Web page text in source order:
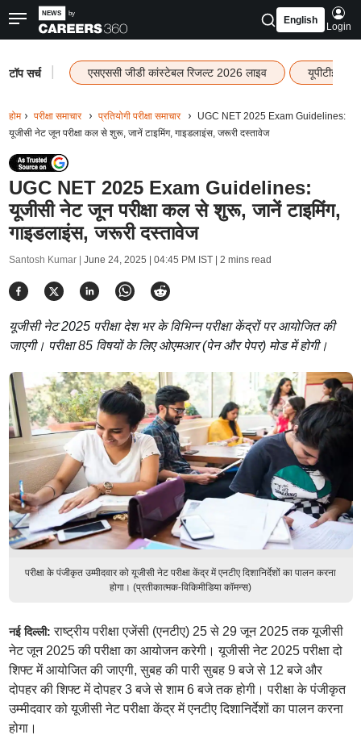
English
Login
टॉप सर्च एसएससी जीडी कांस्टेबल रिजल्ट 2026 लाइव यूपीटीईटी
होम परीक्षा समाचार प्रतियोगी परीक्षा समाचार
UGC NET 2025 Exam Guidelines:
यूजीसी नेट जून परीक्षा कल से शुरू, जानें टाइमिंग, गाइडलाइंस, जरूरी दस्तावेज
UGC NET 2025 Exam Guidelines:
यूजीसी नेट जून परीक्षा कल से शुरू, जानें टाइमिंग,
गाइडलाइंस, जरूरी दस्तावेज
Santosh Kumar | June 24, 2025 | 04:45 PM IST| 2 mins read
यूजीसी नेट 2025 परीक्षा देश भर के विभिन्न परीक्षा केंद्रों पर आयोजित की
जाएगी। परीक्षा 85 विषयों के लिए ओएमआर (पेन और पेपर) मोड में होगी।
परीक्षा के पंजीकृत उम्मीदवार को यूजीसी नेट परीक्षा केंद्र में एनटीए दिशानिर्देशों का पालन करना
होगा। (प्रतीकात्मक-विकिमीडिया कॉमन्स)
नई दिल्ली:राष्ट्रीय परीक्षा एजेंसी (एनटीए) 25 से 29 जून 2025 तक यूजीसी
नेट जून 2025 की परीक्षा का आयोजन करेगी। यूजीसी नेट 2025 परीक्षा दो
शिफ्ट में आयोजित की जाएगी, सुबह की पारी सुबह 9 बजे से 12 बजे और
दोपहर की शिफ्ट में दोपहर 3 बजे से शाम 6 बजे तक होगी। परीक्षा के पंजीकृत
उम्मीदवार को यूजीसी नेट परीक्षा केंद्र में एनटीए दिशानिर्देशों का पालन करना
होगा।